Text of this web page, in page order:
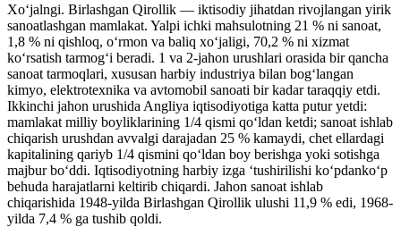
Xoʻjalngi. Birlashgan Qirollik — iktisodiy jihatdan rivojlangan yirik
sanoatlashgan mamlakat. Yalpi ichki mahsulotning 21 % ni sanoat,
1,8 % ni qishloq, oʻrmon va baliq xoʻjaligi, 70,2 % ni xizmat
koʻrsatish tarmogʻi beradi. 1 va 2-jahon urushlari orasida bir qancha
sanoat tarmoqlari, xususan harbiy industriya bilan bogʻlangan
kimyo, elektrotexnika va avtomobil sanoati bir kadar taraqqiy etdi.
Ikkinchi jahon urushida Angliya iqtisodiyotiga katta putur yetdi:
mamlakat milliy boyliklarining 1/4 qismi qoʻldan ketdi; sanoat ishlab
chiqarish urushdan avvalgi darajadan 25 % kamaydi, chet ellardagi
kapitalining qariyb 1/4 qismini qoʻldan boy berishga yoki sotishga
majbur boʻddi. Iqtisodiyotning harbiy izga ʻtushirilishi koʻpdankoʻp
behuda harajatlarni keltirib chiqardi. Jahon sanoat ishlab
chiqarishida 1948-yilda Birlashgan Qirollik ulushi 11,9 % edi, 1968-
yilda 7,4 % ga tushib qoldi.